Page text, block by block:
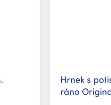
Hrnek s
ráno